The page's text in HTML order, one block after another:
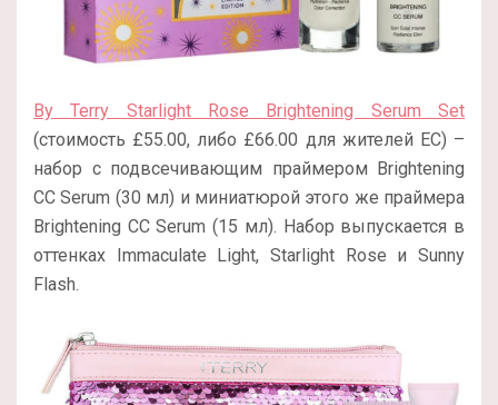
By Terry Starlight Rose Brightening Serum Set
(стоимость £55.00, либо £66.00 для жителей ЕС) –
набор с подвсечивающим праймером Brightening
CC Serum (30 мл) и миниатюрой этого же праймера
Brightening CC Serum (15 мл). Набор выпускается в
оттенках Immaculate Light, Starlight Rose и Sunny
Flash.